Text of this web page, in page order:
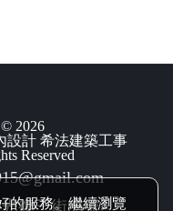
的服務。繼續瀏覽
2026
設計 希法建築工事
Reserved
復三街85號